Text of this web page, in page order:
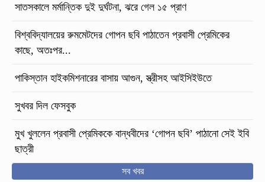
সাতসকালে মর্মান্তিক দুই দুর্ঘটনা, ঝরে গেল ১৫ প্রাণ
বিশ্ববিদ্যালয়ের রুমমেটদের গোপন ছবি পাঠাতেন প্রবাসী প্রেমিকের
কাছে, অতঃপর...
পাকিস্তান হাইকমিশনারের বাসায় আগুন, স্ত্রীসহ আইসিইউতে
সুখবর দিল ফেসবুক
মুখ খুললেন প্রবাসী প্রেমিককে বান্ধবীদের ‘গোপন ছবি’ পাঠানো সেই ইবি
ছাত্রী
সব খবর